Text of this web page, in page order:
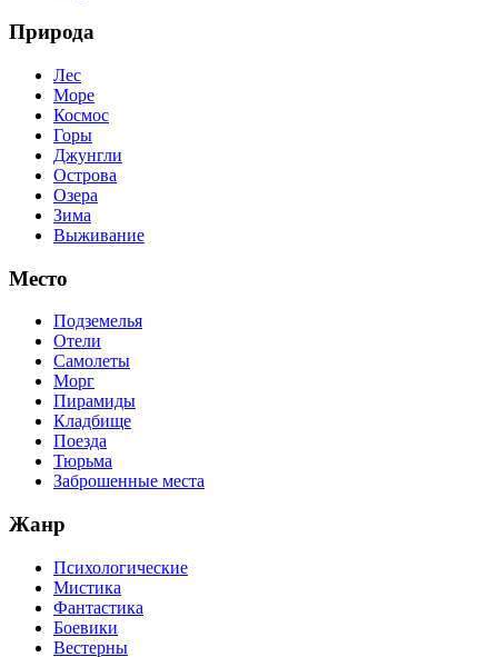
Природа
Лес
Море
Космос
Горы
Джунгли
Острова
Озера
Зима
Выживание
Место
Подземелья
Отели
Самолеты
Морг
Пирамиды
Кладбище
Поезда
Тюрьма
Заброшенные места
Жанр
Психологические
Мистика
Фантастика
Боевики
Вестерны